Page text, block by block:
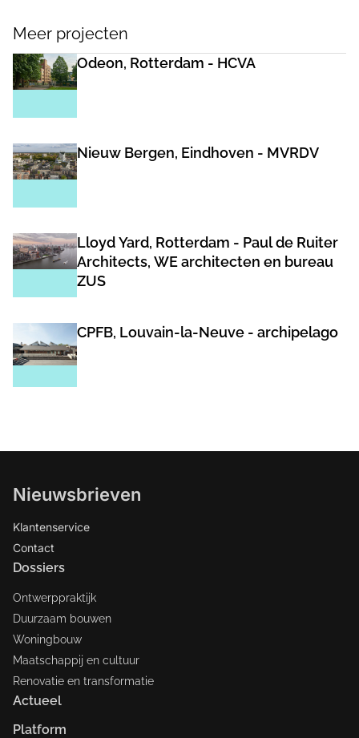
Meer projecten
Odeon, Rotterdam - HCVA
Nieuw Bergen, Eindhoven - MVRDV
Lloyd Yard, Rotterdam - Paul de Ruiter
Architects, WE architecten en bureau
ZUS
CPFB, Louvain-la-Neuve - archipelago
Nieuwsbrieven
Klantenservice
Contact
Dossiers
Ontwerppraktijk
Duurzaam bouwen
Woningbouw
Maatschappij en cultuur
Renovatie en transformatie
Actueel
Platform